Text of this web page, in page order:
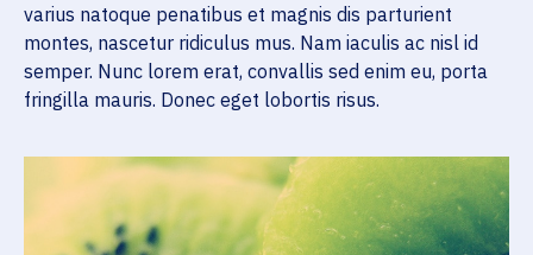
varius natoque penatibus et magnis dis parturient
montes, nascetur ridiculus mus. Nam iaculis ac nisl id
semper. Nunc lorem erat, convallis sed enim eu, porta
fringilla mauris. Donec eget lobortis risus.